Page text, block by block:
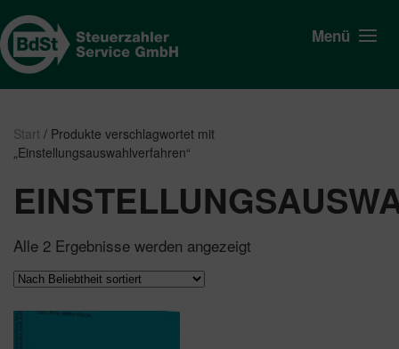
Menü
Start / Produkte verschlagwortet mit
„Einstellungsauswahlverfahren“
Alle 2 Ergebnisse werden angezeigt